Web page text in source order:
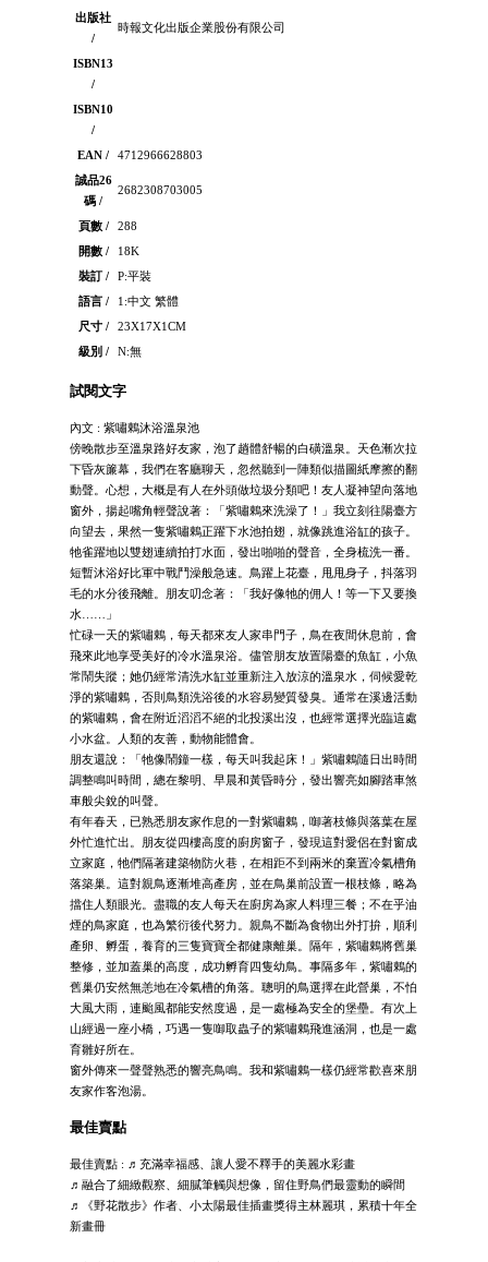
出版社
/
時報文化出版企業股份有限公司
ISBN13
/
ISBN10
/
EAN /
4712966628803
誠品26
碼 /
2682308703005
頁數 /
288
開數 /
18K
裝訂 /
P:平裝
語言 /
1:中文 繁體
尺寸 /
23X17X1CM
級別 /
N:無
試閱文字
內文 : 紫嘯鶇沐浴溫泉池
傍晚散步至溫泉路好友家，泡了趟體舒暢的白磺溫泉。天色漸次拉
下昏灰簾幕，我們在客廳聊天，忽然聽到一陣類似描圖紙摩擦的翻
動聲。心想，大概是有人在外頭做垃圾分類吧！友人凝神望向落地
窗外，揚起嘴角輕聲說著：「紫嘯鶇來洗澡了！」我立刻往陽臺方
向望去，果然一隻紫嘯鶇正躍下水池拍翅，就像跳進浴缸的孩子。
牠雀躍地以雙翅連續拍打水面，發出啪啪的聲音，全身梳洗一番。
短暫沐浴好比軍中戰鬥澡般急速。鳥躍上花臺，甩甩身子，抖落羽
毛的水分後飛離。朋友叨念著：「我好像牠的佣人！等一下又要換
水……」
忙碌一天的紫嘯鶇，每天都來友人家串門子，鳥在夜間休息前，會
飛來此地享受美好的冷水溫泉浴。儘管朋友放置陽臺的魚缸，小魚
常鬧失蹤；她仍經常清洗水缸並重新注入放涼的溫泉水，伺候愛乾
淨的紫嘯鶇，否則鳥類洗浴後的水容易變質發臭。通常在溪邊活動
的紫嘯鶇，會在附近滔滔不絕的北投溪出沒，也經常選擇光臨這處
小水盆。人類的友善，動物能體會。
朋友還說：「牠像鬧鐘一樣，每天叫我起床！」紫嘯鶇隨日出時間
調整鳴叫時間，總在黎明、早晨和黃昏時分，發出響亮如腳踏車煞
車般尖銳的叫聲。
有年春天，已熟悉朋友家作息的一對紫嘯鶇，啣著枝條與落葉在屋
外忙進忙出。朋友從四樓高度的廚房窗子，發現這對愛侶在對窗成
立家庭，牠們隔著建築物防火巷，在相距不到兩米的棄置冷氣槽角
落築巢。這對親鳥逐漸堆高產房，並在鳥巢前設置一根枝條，略為
擋住人類眼光。盡職的友人每天在廚房為家人料理三餐；不在乎油
煙的鳥家庭，也為繁衍後代努力。親鳥不斷為食物出外打拚，順利
產卵、孵蛋，養育的三隻寶寶全都健康離巢。隔年，紫嘯鶇將舊巢
整修，並加蓋巢的高度，成功孵育四隻幼鳥。事隔多年，紫嘯鶇的
舊巢仍安然無恙地在冷氣槽的角落。聰明的鳥選擇在此營巢，不怕
大風大雨，連颱風都能安然度過，是一處極為安全的堡壘。有次上
山經過一座小橋，巧遇一隻啣取蟲子的紫嘯鶇飛進涵洞，也是一處
育雛好所在。
窗外傳來一聲聲熟悉的響亮鳥鳴。我和紫嘯鶇一樣仍經常歡喜來朋
友家作客泡湯。
最佳賣點
最佳賣點 : ♬充滿幸福感、讓人愛不釋手的美麗水彩畫
♬融合了細緻觀察、細膩筆觸與想像，留住野鳥們最靈動的瞬間
♬《野花散步》作者、小太陽最佳插畫獎得主林麗琪，累積十年全
新畫冊